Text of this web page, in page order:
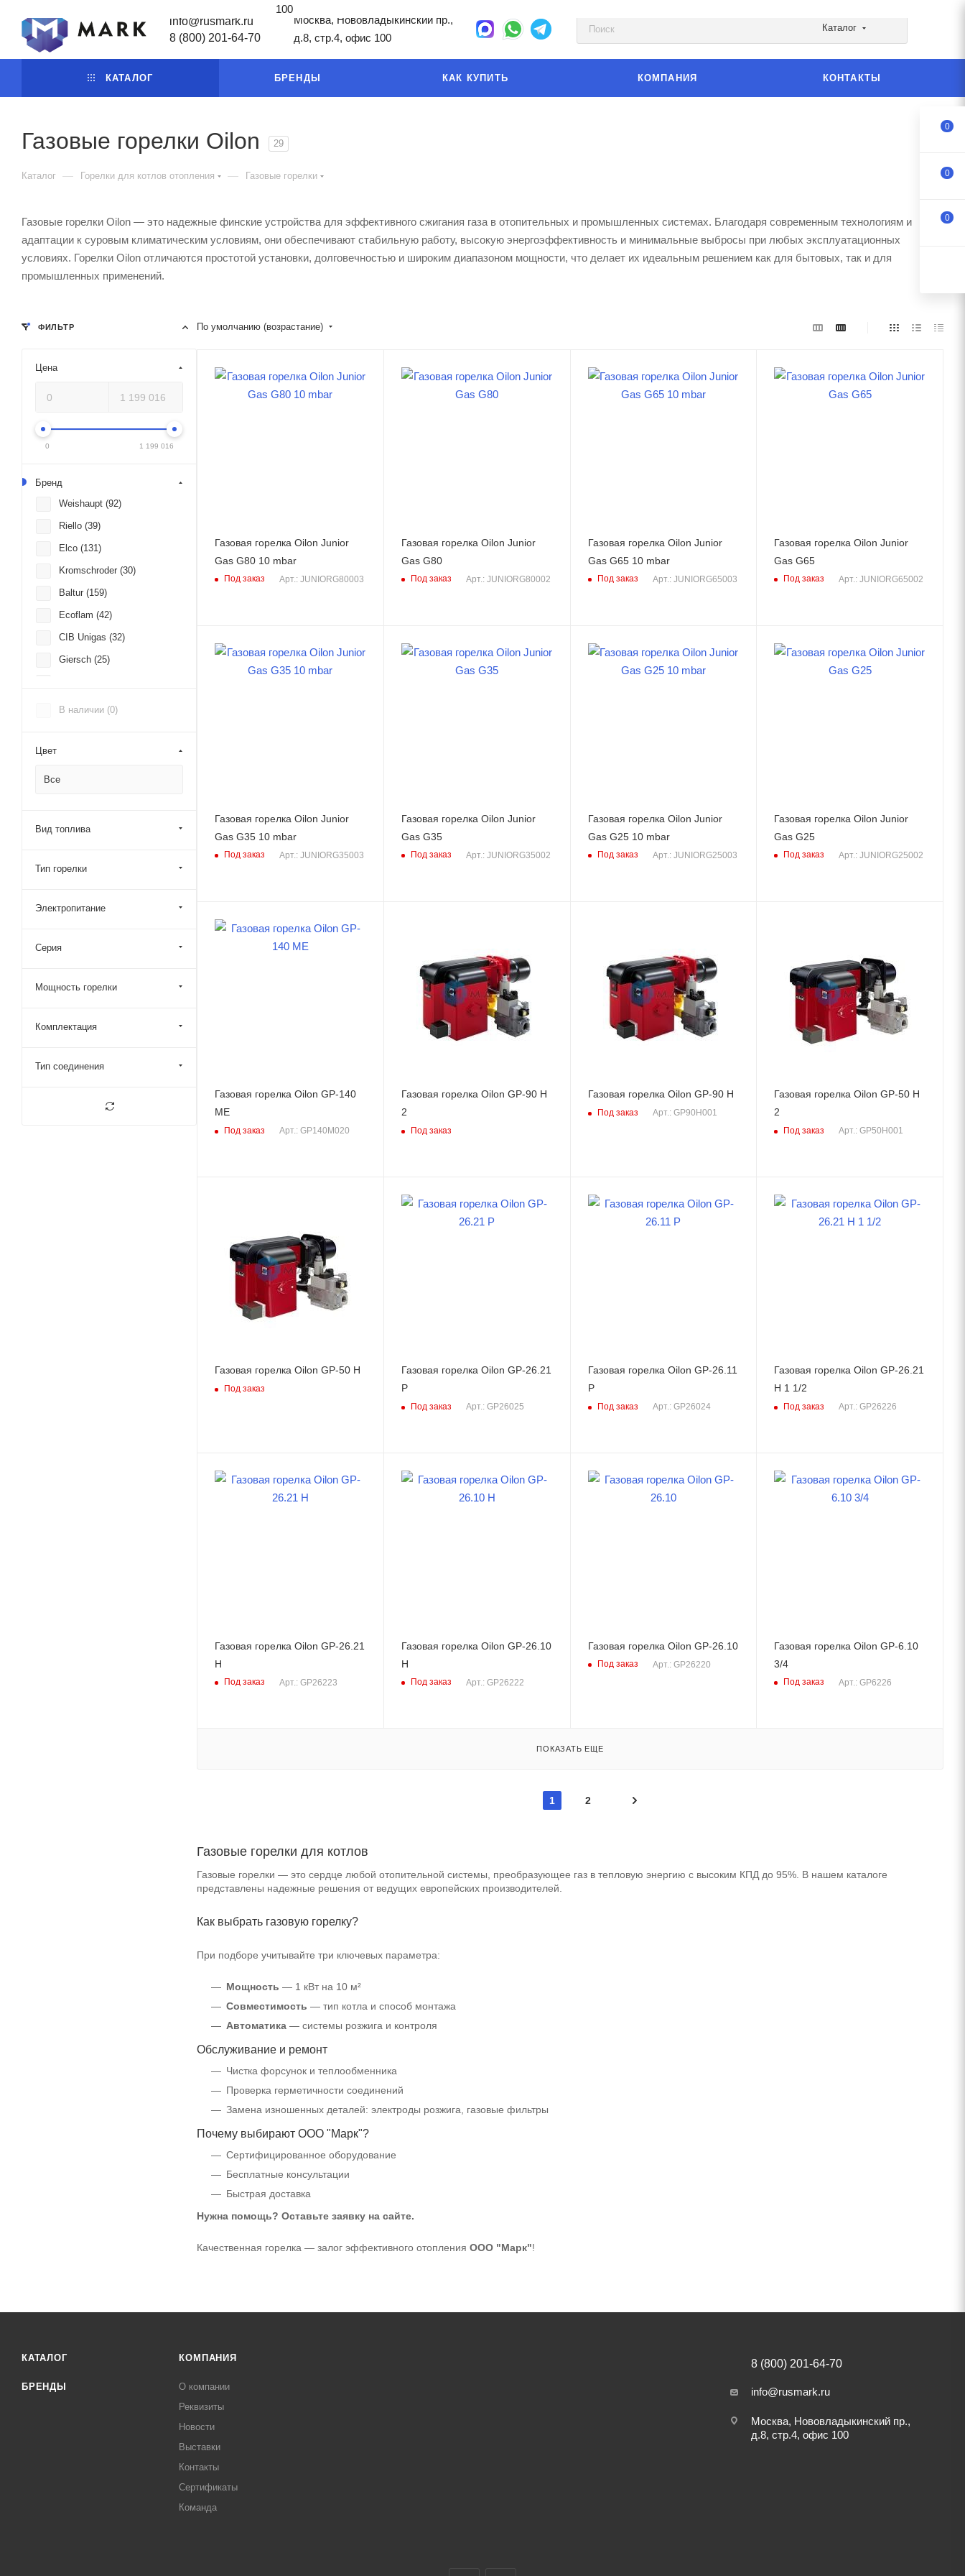
info@rusmark.ru
8 (800) 201-64-70
Москва, Нововладыкинский пр.,
д.8, стр.4, офис 100
Каталог
КАТАЛОГ БРЕНДЫ КАК КУПИТЬ КОМПАНИЯ КОНТАКТЫ
100
Газовые горелки Oilon 29
Каталог — Горелки для котлов отопления — Газовые горелки
Газовые горелки Oilon — это надежные финские устройства для эффективного сжигания газа в отопительных и промышленных системах. Благодаря современным технологиям и
адаптации к суровым климатическим условиям, они обеспечивают стабильную работу, высокую энергоэффективность и минимальные выбросы при любых эксплуатационных
условиях. Горелки Oilon отличаются простотой установки, долговечностью и широким диапазоном мощности, что делает их идеальным решением как для бытовых, так и для
промышленных применений.
По умолчанию (возрастание)
Газовая горелка Oilon Junior
Gas G80 10 mbar
Под заказ Арт.: JUNIORG80003
Газовая горелка Oilon Junior
Gas G80
Под заказ Арт.: JUNIORG80002
Газовая горелка Oilon Junior
Gas G65 10 mbar
Под заказ Арт.: JUNIORG65003
Газовая горелка Oilon Junior
Gas G65
Под заказ Арт.: JUNIORG65002
Газовая горелка Oilon Junior
Gas G35 10 mbar
Под заказ Арт.: JUNIORG35003
Газовая горелка Oilon Junior
Gas G35
Под заказ Арт.: JUNIORG35002
Газовая горелка Oilon Junior
Gas G25 10 mbar
Под заказ Арт.: JUNIORG25003
Газовая горелка Oilon Junior
Gas G25
Под заказ Арт.: JUNIORG25002
Газовая горелка Oilon GP-140
ME
Под заказ Арт.: GP140M020
Газовая горелка Oilon GP-90 H
2
Под заказ
Газовая горелка Oilon GP-90 H
Под заказ Арт.: GP90H001
Газовая горелка Oilon GP-50 H
2
Под заказ Арт.: GP50H001
Газовая горелка Oilon GP-50 H
Под заказ
Газовая горелка Oilon GP-26.21
P
Под заказ Арт.: GP26025
Газовая горелка Oilon GP-26.11
P
Под заказ Арт.: GP26024
Газовая горелка Oilon GP-26.21
H 1 1/2
Под заказ Арт.: GP26226
Газовая горелка Oilon GP-26.21
H
Под заказ Арт.: GP26223
Газовая горелка Oilon GP-26.10
H
Под заказ Арт.: GP26222
Газовая горелка Oilon GP-26.10
Под заказ Арт.: GP26220
Газовая горелка Oilon GP-6.10
3/4
Под заказ Арт.: GP6226
ПОКАЗАТЬ ЕЩЕ
1 2
Газовые горелки для котлов
Газовые горелки — это сердце любой отопительной системы, преобразующее газ в тепловую энергию с высоким КПД до 95%. В нашем каталоге
представлены надежные решения от ведущих европейских производителей.
Как выбрать газовую горелку?
При подборе учитывайте три ключевых параметра:
Мощность — 1 кВт на 10 м²
Совместимость — тип котла и способ монтажа
Автоматика — системы розжига и контроля
Обслуживание и ремонт
Чистка форсунок и теплообменника
Проверка герметичности соединений
Замена изношенных деталей: электроды розжига, газовые фильтры
Почему выбирают ООО "Марк"?
Сертифицированное оборудование
Бесплатные консультации
Быстрая доставка
Нужна помощь? Оставьте заявку на сайте.
Качественная горелка — залог эффективного отопления ООО "Марк"!
ФИЛЬТР
Цена
0 1 199 016
Бренд
Weishaupt (92)
Riello (39)
Elco (131)
Kromschroder (30)
Baltur (159)
Ecoflam (42)
CIB Unigas (32)
Giersch (25)
De Dietrich (15
В наличии (0)
Цвет
Все
Вид топлива
Тип горелки
Электропитание
Серия
Мощность горелки
Комплектация
Тип соединения
КАТАЛОГ
БРЕНДЫ
КОМПАНИЯ
О компании
Реквизиты
Новости
Выставки
Контакты
Сертификаты
Команда
8 (800) 201-64-70
info@rusmark.ru
Москва, Нововладыкинский пр.,
д.8, стр.4, офис 100
0
0
0